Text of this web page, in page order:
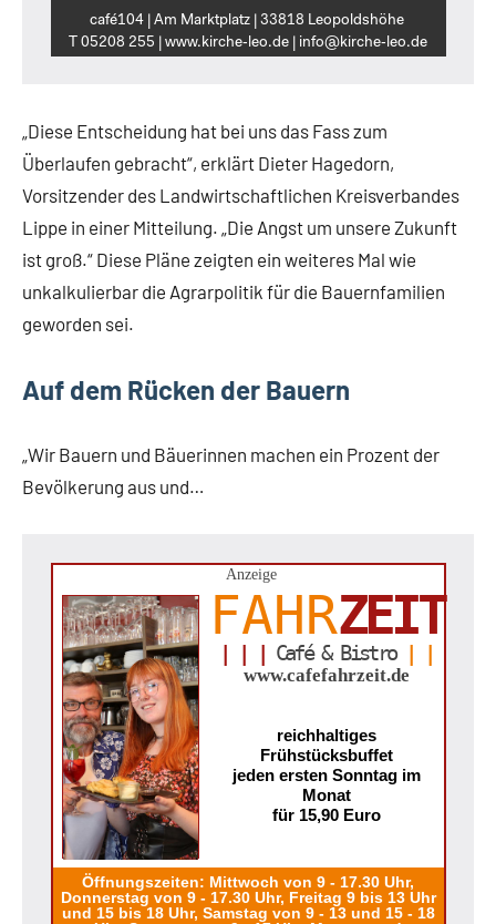
café104 | Am Marktplatz | 33818 Leopoldshöhe
T 05208 255 | www.kirche‑leo.de | info@kirche‑leo.de
„Diese Entscheidung hat bei uns das Fass zum
Überlaufen gebracht“, erklärt Dieter Hagedorn,
Vorsitzender des Landwirtschaftlichen Kreisverbandes
Lippe in einer Mitteilung. „Die Angst um unsere Zukunft
ist groß.“ Diese Pläne zeigten ein weiteres Mal wie
unkalkulierbar die Agrarpolitik für die Bauernfamilien
geworden sei.
Auf dem Rücken der Bauern
„Wir Bauern und Bäuerinnen machen ein Prozent der
Bevölkerung aus und…
Anzeige
FAHRZEIT
| | | Café & Bistro| |
www.cafefahrzeit.de
reichhaltiges
Frühstücksbuffet
jeden ersten Sonntag im
Monat
für 15,90 Euro
Öffnungszeiten: Mittwoch von 9 - 17.30 Uhr,
Donnerstag von 9 - 17.30 Uhr, Freitag 9 bis 13 Uhr
und 15 bis 18 Uhr, Samstag von 9 - 13 und 15 - 18